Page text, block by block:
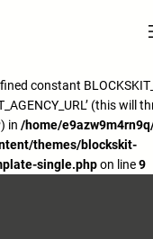
-
https://
pharmaceuticals -https://
en.wikipedia.org/
constant
(this will
in /home/
themes/blockskit-
single.phpon line9